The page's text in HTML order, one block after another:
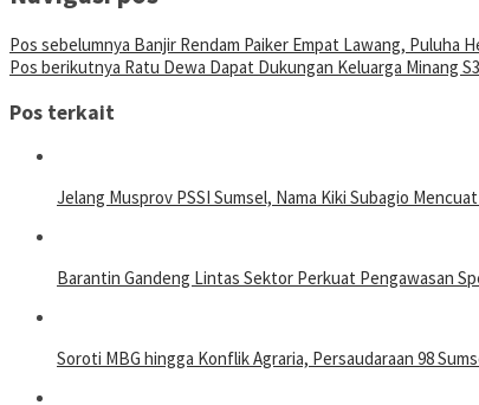
Pos sebelumnya Banjir Rendam Paiker Empat Lawang, Puluha
Pos berikutnya Ratu Dewa Dapat Dukungan Keluarga Minang
Pos terkait
Jelang Musprov PSSI Sumsel, Nama Kiki Subagio
Barantin Gandeng Lintas Sektor Perkuat Pengawasan
Soroti MBG hingga Konflik Agraria, Persaudaraan 98